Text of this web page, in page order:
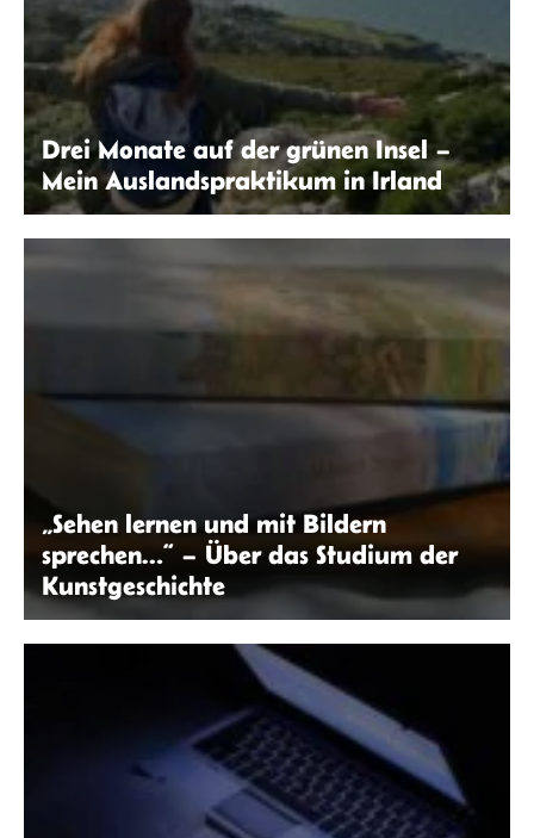
Drei Monate auf der grünen Insel –
Mein Auslandspraktikum in Irland
„Sehen lernen und mit Bildern
sprechen…“ – Über das Studium der
Kunstgeschichte